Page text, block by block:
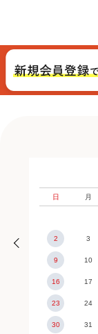
日 月
2 3
9 10
16 17
23 24
30 31